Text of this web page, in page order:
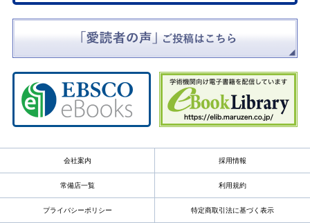
会社案内 採用情報
常備店一覧 利用規約
プライバシーポリシー 特定商取引法に基づく表示